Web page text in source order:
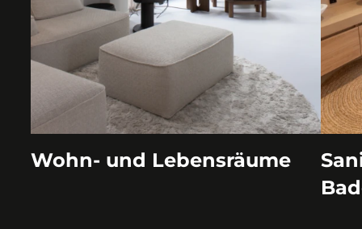
Wohn- und Lebensräume